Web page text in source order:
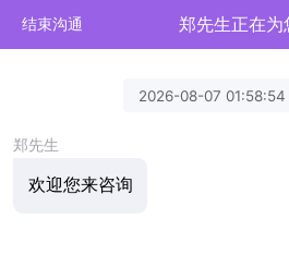
结束沟通 郑先生正在为
2026-08-07 01:58:54
郑先生
欢迎您来咨询